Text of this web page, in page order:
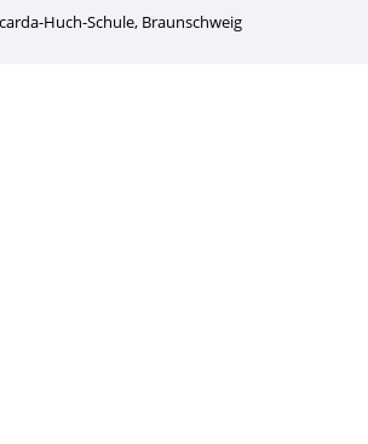
Huch-Schule, Braunschweig